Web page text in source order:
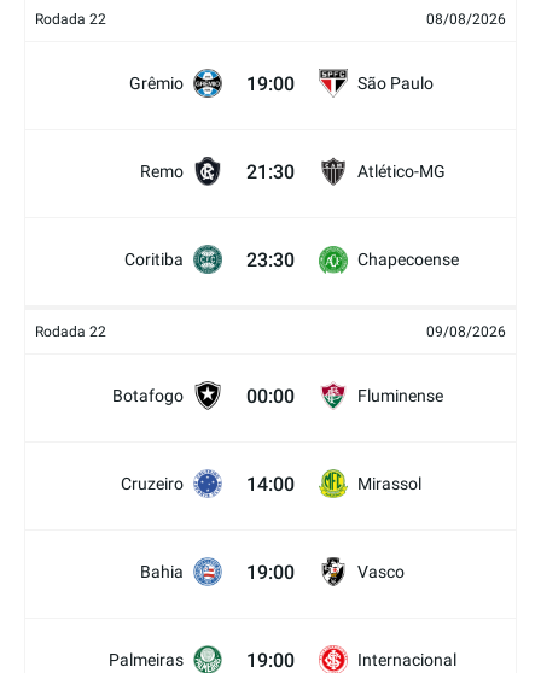
Rodada 22 08/08/2026
Grêmio 19:00 São Paulo
Remo 21:30 Atlético-MG
Coritiba 23:30 Chapecoense
Rodada 22 09/08/2026
Botafogo 00:00 Fluminense
Cruzeiro 14:00 Mirassol
Bahia 19:00 Vasco
Palmeiras 19:00 Internacional